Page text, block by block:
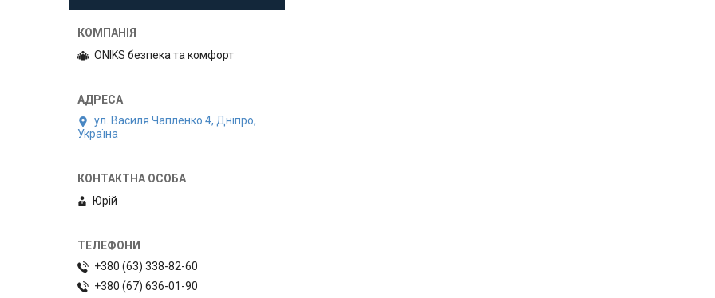
ONIKS безпека та комфорт
ул. Василя Чапленко 4, Дніпро,
Україна
Юрій
+380 (63) 338-82-60
+380 (67) 636-01-90